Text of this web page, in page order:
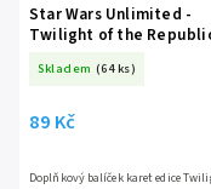
Star Wars Unlimited -
Twilight of the
Skladem (64 ks)
89 Kč
Doplňkový balíček karet edice